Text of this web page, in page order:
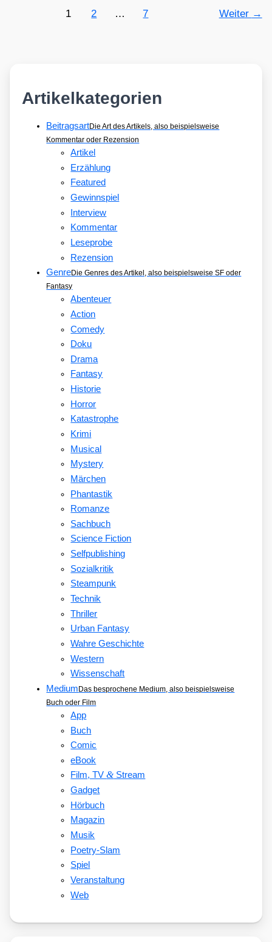
1 2 … 7 Weiter →
Artikelkategorien
BeitragsartDie Art des Artikels, also beispielsweise
Kommentar oder Rezension
Artikel
Erzählung
Featured
Gewinnspiel
Interview
Kommentar
Leseprobe
Rezension
GenreDie Genres des Artikel, also beispielsweise SF oder
Fantasy
Abenteuer
Action
Comedy
Doku
Drama
Fantasy
Historie
Horror
Katastrophe
Krimi
Musical
Mystery
Märchen
Phantastik
Romanze
Sachbuch
Science Fiction
Selfpublishing
Sozialkritik
Steampunk
Technik
Thriller
Urban Fantasy
Wahre Geschichte
Western
Wissenschaft
MediumDas besprochene Medium, also beispielsweise
Buch oder Film
App
Buch
Comic
eBook
Film, TV&Stream
Gadget
Hörbuch
Magazin
Musik
Poetry-Slam
Spiel
Veranstaltung
Web